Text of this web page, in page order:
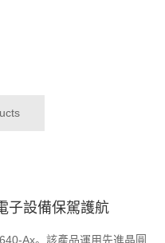
子設備保駕護航
Ax。該產品運用先進晶圓